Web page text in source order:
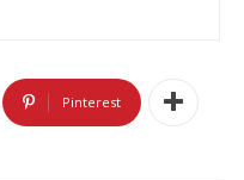
Pinterest